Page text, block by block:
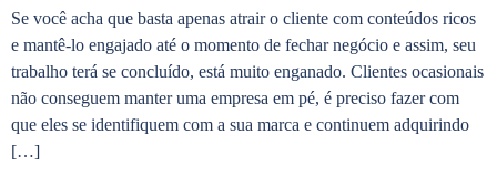
Se você acha que basta apenas atrair o cliente com conteúdos ricos
e mantê-lo engajado até o momento de fechar negócio e assim, seu
trabalho terá se concluído, está muito enganado. Clientes ocasionais
não conseguem manter uma empresa em pé, é preciso fazer com
que eles se identifiquem com a sua marca e continuem adquirindo
[…]